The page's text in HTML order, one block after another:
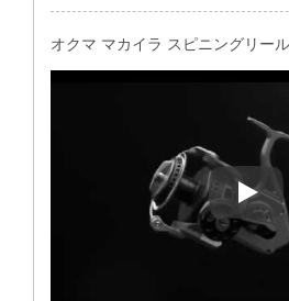
オクマ マカイラ スピニングリール
オク